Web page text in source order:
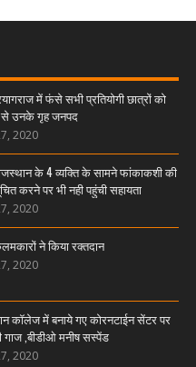
में फंसे सभी प्रतियोगी छात्रों को
से उनके गृह जनपद
2020
के 4 व्यक्ति के सामने फांकाकशी की
करने पर भी नही पहुंची सहायता
2020
ने किया रक्तदान
2020
कॉलेज में बनाये गए कोरनटाईन सेंटर पर
गाज ,बीडीओ मनीष सस्पेंड
2020